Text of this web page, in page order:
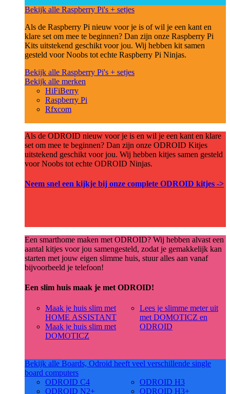
Bekijk alle Raspberry Pi's + setjes
Als de Raspberry Pi nieuw voor je is of wil je een kant en
klare set om mee te beginnen? Dan zijn onze Raspberry Pi
Kits uitstekend geschikt voor jou. Wij hebben kit samen
gesteld voor Noobs tot echte Raspberry Pi Ninjas.
Bekijk alle Raspberry Pi's + setjes
Bekijk alle merken
HiFiBerry
Raspberry Pi
Rfxcom
Als de ODROID nieuw voor je is en wil je een kant en klare
set om mee te beginnen? Dan zijn onze ODROID Kitjes
uitstekend geschikt voor jou. Wij hebben kitjes samen gesteld
voor Noobs tot echte ODROID Ninjas.
Neem snel een kijkje bij onze complete ODROID kitjes ->
Een smarthome maken met ODROID? Wij hebben alvast een
aantal kitjes voor jou samengesteld, zodat je gemakkelijk kan
starten met jouw eigen slimme huis, stuur alles aan vanaf
bijvoorbeeld je telefoon!
Een slim huis maak je met ODROID!
Maak je huis slim met
HOME ASSISTANT
Maak je huis slim met
DOMOTICZ
Lees je slimme meter uit
met DOMOTICZ en
ODROID
Bekijk alle Boards, Odroid heeft veel verschillende single
board computers
ODROID C4
ODROID N2+
ODROID H3
ODROID H3+